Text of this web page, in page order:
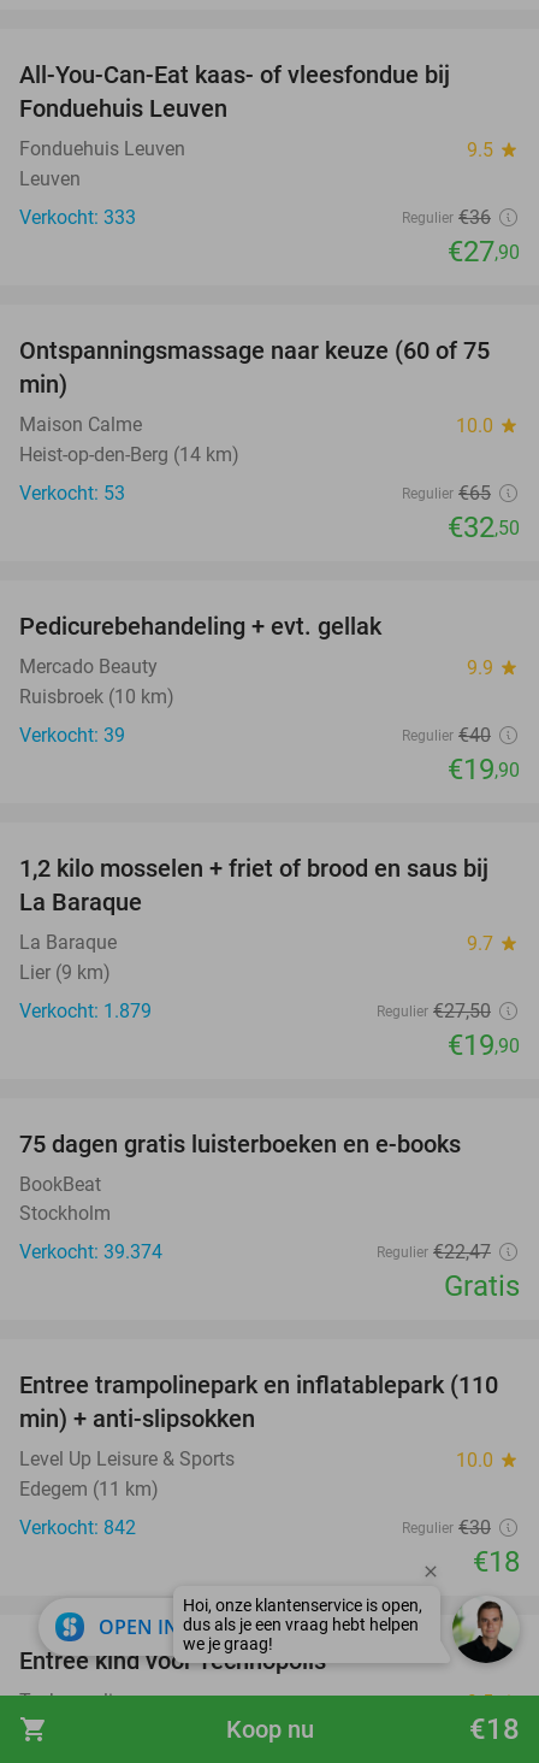
shopping_cart €18
Koop nu
All-You-Can-Eat kaas- of vleesfondue bij
Fonduehuis Leuven
Fonduehuis Leuven 9.5 star
Leuven
Verkocht: 333
Regulier €36
€27,90
50%
Ontspanningsmassage naar keuze (60 of 75
min)
Maison Calme 10.0 star
Heist-op-den-Berg (14 km)
Verkocht: 53
Regulier €65
€32,50
Pedicurebehandeling + evt. gellak
Mercado Beauty 9.9 star
Ruisbroek (10 km)
Verkocht: 39
Regulier €40
€19,90
28%
1,2 kilo mosselen + friet of brood en saus bij
La Baraque
La Baraque 9.7 star
Lier (9 km)
Verkocht: 1.879
Regulier €27,50
€19,90
75 dagen gratis luisterboeken en e-books
BookBeat
Stockholm
Verkocht: 39.374
Regulier €22,47
Gratis
40%
Entree trampolinepark en inflatablepark (110
min) + anti-slipsokken
Level Up Leisure & Sports 10.0 star
Edegem (11 km)
Verkocht: 842
Regulier €30
€18
50%
favorite_border
Entree kind voor Technopolis
Technopolis 9.5star
Mechelen
OPEN IN APP close